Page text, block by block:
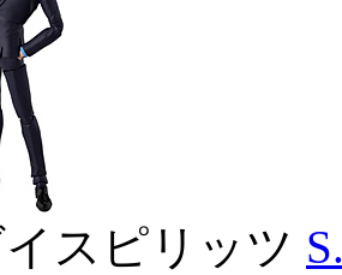
スピリッツ